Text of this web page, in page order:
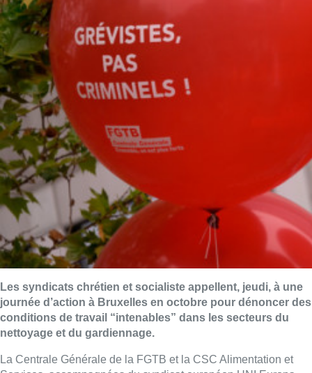
Les syndicats chrétien et socialiste appellent, jeudi, à une
journée d’action à Bruxelles en octobre pour dénoncer des
conditions de travail “intenables” dans les secteurs du
nettoyage et du gardiennage.
La Centrale Générale de la FGTB et la CSC Alimentation et